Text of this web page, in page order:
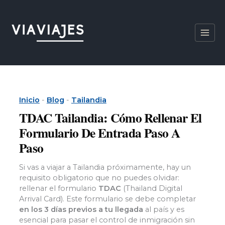
contenido
Inicio - Blog - Tailandia
TDAC Tailandia: Cómo Rellenar El
Formulario De Entrada Paso A
Paso
Si vas a viajar a Tailandia próximamente, hay un
requisito obligatorio que no puedes olvidar:
rellenar el formulario TDAC (Thailand Digital
Arrival Card). Este formulario se debe completar
en los 3 días previos a tu llegada al país y es
esencial para pasar el control de inmigración sin